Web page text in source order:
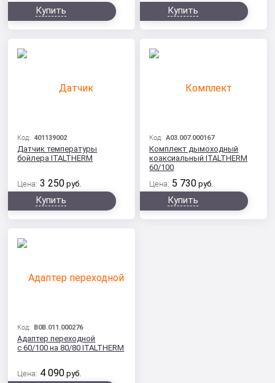
Купить Купить
Код:401139002
Датчик температуры
бойлера ITALTHERM
Цена: 3 250 руб.
Купить
Код:A03.007.000167
Комплект дымоходный
коаксиальный ITALTHERM
60/100
Цена: 5 730 руб.
Купить
Код: B0B.011.000276
Адаптер переходной
с 60/100 на 80/80 ITALTHERM
Цена: 4 090 руб.